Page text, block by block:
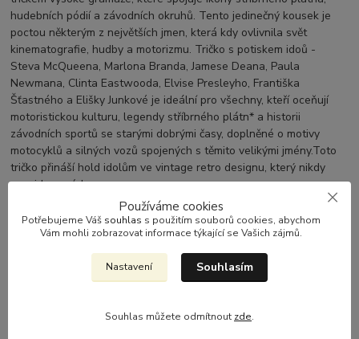
hudebních pódií a závodních okruhů. Tento jedinečný kousek je
poctou některým z největších jmen, která kdy ovlivnila svět
kinematografie, hudby a motorizmu. Tričko s potiskem idoů -
Steva McQueena, Marlona Branda, Jamese Deana, Paula
Newmana, Clinta Eastwooda, Elvise Presleyho, Františka
Šťastného a Elišky Junkové je ideální pro všechny, kteří oceňují
motoristickou kulturu, legendy stříbrného plátn* a historii
závodních sportů se starými dobrými časy, doplněné o motivy
motocyklů a silných vozů spojených s těmito velikými jmény.Toto
tričko přináší hold idolům ve vintage retro designu, který nikdy
nevyjde z módy.
Hlavní vlastnosti:
- Vysoká gramáž a kvalitní bavlna: Tričko je vyrobeno z odolné
pohodlí a skvělý vzhled i po častém nošení. Vhodné pro
každodenní nošení i pro speciální příležitosti.
filmu, motorsportu jež jsou zobrazeny v souvislosti s motocykly a
Používáme cookies
Potřebujeme Váš souhlas s použitím souborů cookies, abychom
Vám mohli zobrazovat informace týkající se Vašich zájmů.
Nastavení Souhlasím
Souhlas můžete odmítnout zde.